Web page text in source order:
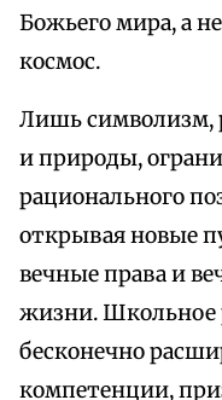
Божьего мира, а
космос.
Лишь символизм,
и природы,
рационального
открывая новые
вечные права и
жизни. Школьное
бесконечно
компетенции,